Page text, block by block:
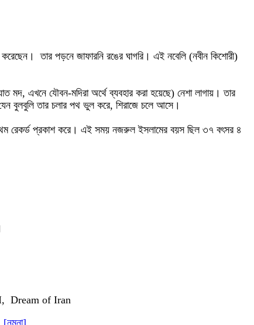
করেছেন। তার পড়নে জাফারনি রঙের ঘাগরি। এই নবেলি (নবীন কিশোরী)
মদ, এখনে যৌবন-মদিরা অর্থে ব্যবহার করা হয়েছে) নেশা লাগায়। তার
বুলবুলি তার চলার পথ ভুল করে, শিরাজে চলে আসে।
প্রথম রেকর্ড প্রকাশ করে। এই সময় নজরুল ইসলামের বয়স ছিল ৩৭ বৎসর ৪
Dream of Iran
[নমুনা]